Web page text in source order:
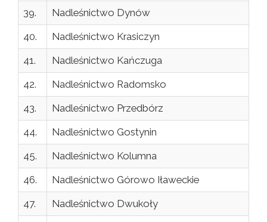
39.
Nadleśnictwo Dynów
40.
Nadleśnictwo Krasiczyn
41.
Nadleśnictwo Kańczuga
42.
Nadleśnictwo Radomsko
43.
Nadleśnictwo Przedbórz
44.
Nadleśnictwo Gostynin
45.
Nadleśnictwo Kolumna
46.
Nadleśnictwo Górowo Iławeckie
47.
Nadleśnictwo Dwukoły